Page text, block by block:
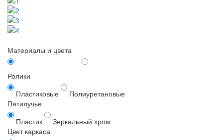
Материалы и цвета
Ролики
Пластиковые
Полиуретановые
Пятилучье
Пластик
Зеркальный хром
Цвет каркаса